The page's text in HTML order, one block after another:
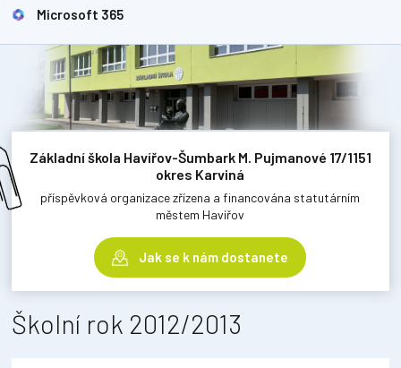
Microsoft 365
Základní škola Havířov-Šumbark M. Pujmanové 17/1151
okres Karviná
příspěvková organizace zřízena a financována statutárním
městem Havířov
Jak se k nám dostanete
Školní rok 2012/2013